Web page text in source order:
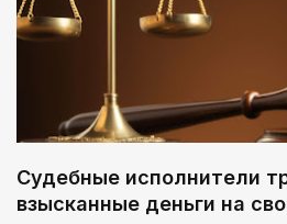
Судебные исполнители
взысканные деньги на